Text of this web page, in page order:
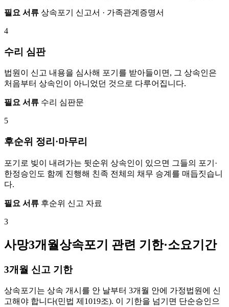
필요 서류 상속포기 신고서 · 가족관계증명서
4
수리 심판
법원이 신고 내용을 심사해 포기를 받아들이면, 그 상속인은
처음부터 상속인이 아니었던 것으로 다루어집니다.
필요 서류 수리 심판문
5
후순위 정리·마무리
포기로 빚이 내려가는 뒷순위 상속인이 있으면 그들의 포기·
한정승인도 함께 진행해 친족 전체의 채무 승계를 매듭짓습니
다.
필요 서류 후순위 신고 자료
3
사망3개월상속포기 관련 기한·소요기간
3개월 신고 기한
상속포기는 상속 개시를 안 날부터 3개월 안에 가정법원에 신
고해야 합니다(민법 제1019조). 이 기한을 넘기면 단순승인으